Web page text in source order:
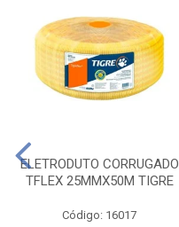
ELETRODUTO CORRUGADO
TFLEX 25MMX50M TIGRE
Código: 16017